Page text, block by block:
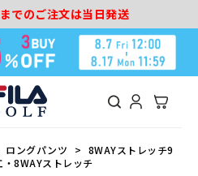
でのご注文は当日発送
ロングパンツ
8WAYストレッチ9
8WAYストレッチ